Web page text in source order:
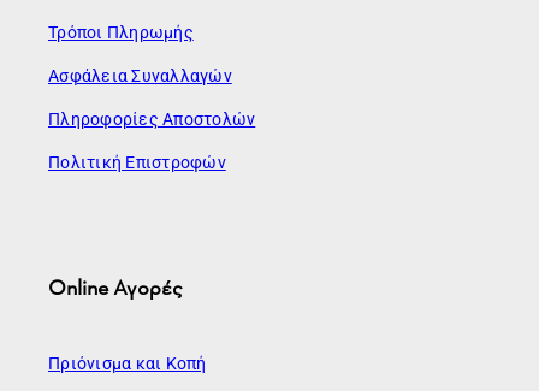
Τρόποι Πληρωμής
Ασφάλεια Συναλλαγών
Πληροφορίες Αποστολών
Πολιτική Επιστροφών
Online Αγορές
Πριόνισμα και Κοπή